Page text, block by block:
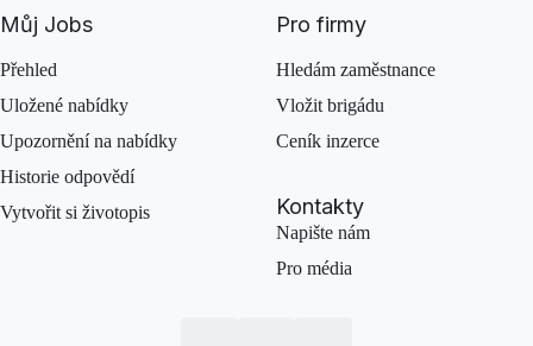
Můj Jobs
Přehled
Uložené nabídky
Upozornění na nabídky
Historie odpovědí
Vytvořit si životopis
Pro firmy
Hledám zaměstnance
Vložit brigádu
Ceník inzerce
Kontakty
Napište nám
Pro média